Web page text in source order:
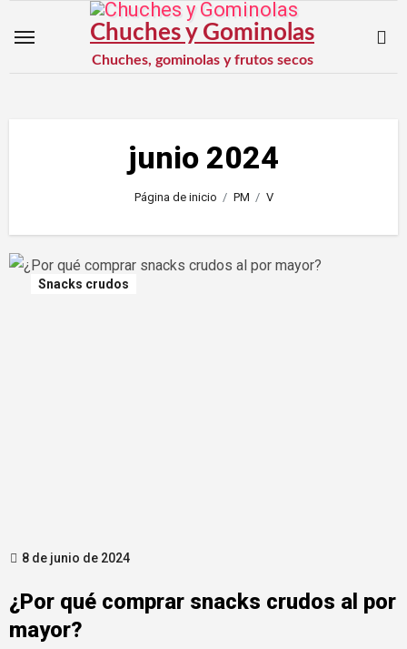
Chuches y Gominolas
Chuches, gominolas y frutos secos
junio 2024
Página de inicio PM V
Snacks crudos
8 de junio de 2024
¿Por qué comprar snacks crudos al por
mayor?